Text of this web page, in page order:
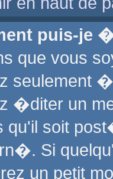
puis-je
que vous
seulement
�diter un
soit
Si
un petit